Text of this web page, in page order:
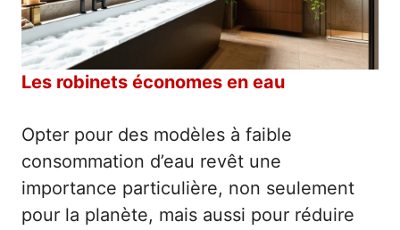
Les robinets économes en eau
Opter pour des modèles à faible
consommation d’eau revêt une
importance particulière, non seulement
pour la planète, mais aussi pour réduire